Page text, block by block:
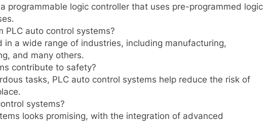
programmable logic controller that uses pre-programmed logic
PLC auto control systems?
in a wide range of industries, including manufacturing,
and many others.
contribute to safety?
tasks, PLC auto control systems help reduce the risk of
systems?
looks promising, with the integration of advanced